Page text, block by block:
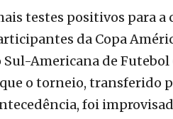
testes positivos para a
da Copa
Sul-Americana de Futebol
o torneio, transferido
foi